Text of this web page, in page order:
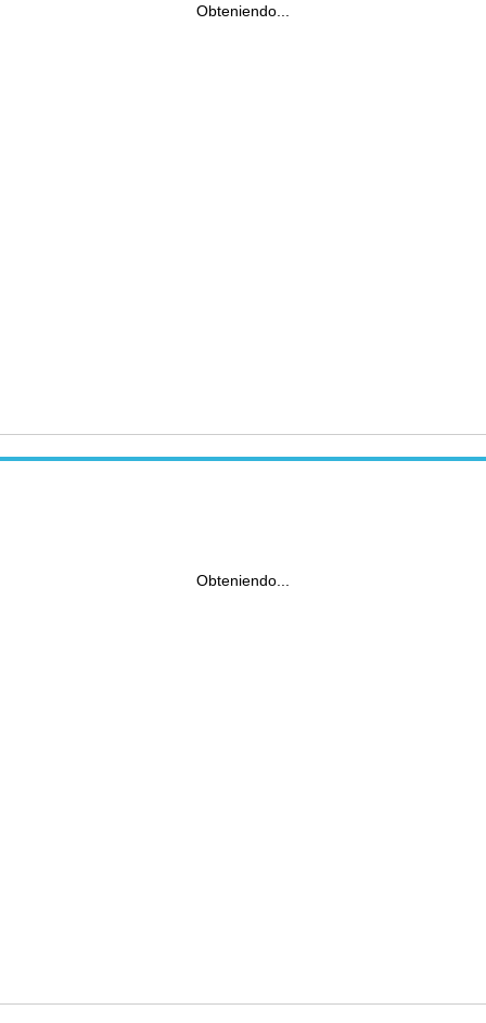
Obteniendo...
Obteniendo...